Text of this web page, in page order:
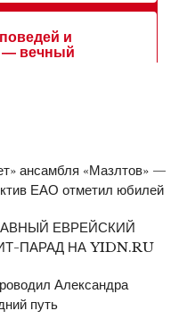
ансамбля «Мазлтов» —
ЕАО отметил юбилей
ЕВРЕЙСКИЙ
ПАРАД НА YIDN.RU
Александра
путь